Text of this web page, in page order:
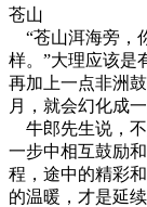
苍山
“苍山洱海旁，
样。”大理应该是
再加上一点非洲
月，就会幻化成
牛郎先生说，不
一步中相互鼓励
程，途中的精彩
的温暖，才是延续